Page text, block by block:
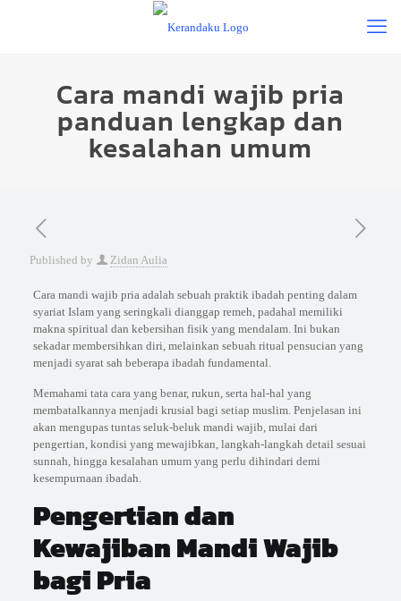
Cara mandi wajib pria
panduan lengkap dan
kesalahan umum
Published by Zidan Aulia
Cara mandi wajib pria adalah sebuah praktik ibadah penting dalam
syariat Islam yang seringkali dianggap remeh, padahal memiliki
makna spiritual dan kebersihan fisik yang mendalam. Ini bukan
sekadar membersihkan diri, melainkan sebuah ritual pensucian yang
menjadi syarat sah beberapa ibadah fundamental.
Memahami tata cara yang benar, rukun, serta hal-hal yang
membatalkannya menjadi krusial bagi setiap muslim. Penjelasan ini
akan mengupas tuntas seluk-beluk mandi wajib, mulai dari
pengertian, kondisi yang mewajibkan, langkah-langkah detail sesuai
sunnah, hingga kesalahan umum yang perlu dihindari demi
kesempurnaan ibadah.
Pengertian dan
Kewajiban Mandi Wajib
bagi Pria